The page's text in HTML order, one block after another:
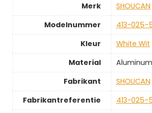
Merk
‎SHOUCAN
Modelnummer
‎413-025-
Kleur
‎White Wit
Material
‎Aluminum
Fabrikant
‎SHOUCAN
Fabrikantreferentie
‎413-025-